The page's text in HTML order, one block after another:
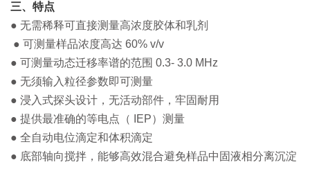
三、特点
● 无需稀释可直接测量高浓度胶体和乳剂
● 可测量样品浓度高达 60% v/v
● 可测量动态迁移率谱的范围 0.3- 3.0 MHz
● 无须输入粒径参数即可测量
● 浸入式探头设计，无活动部件，牢固耐用
● 提供最准确的等电点（ IEP）测量
● 全自动电位滴定和体积滴定
● 底部轴向搅拌，能够高效混合避免样品中固液相分离沉淀